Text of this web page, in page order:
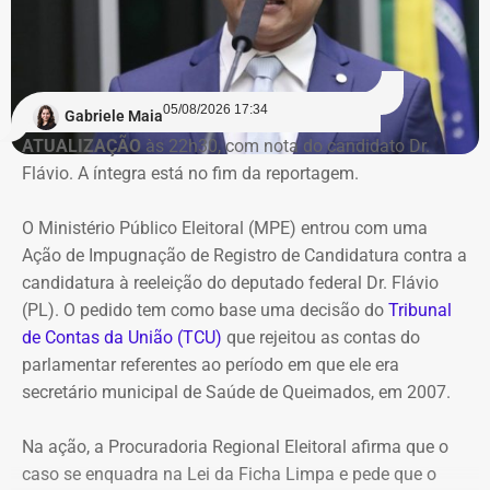
Na avaliação do Executivo estadual, a recuperação
judicial deixou de cumprir sua função de permitir a
recuperação da empresa.
Refit não teria honrado os
pagamentos
O governo também sustenta que os responsáveis pela
Refit descumpriram o parcelamento especial firmado
para quitar débitos tributários. Conforme a PGE, as
parcelas deixaram de ser pagas por mais de 90 dias,
situação que, segundo a legislação, autoriza o
Outro ponto destacado é que, mesmo após aderir ao
Gabriele Maia05/08/2026 17:34
ATUALIZAÇÃO às 22h30, com nota do candidato Dr.
Flávio. A íntegra está no fim da reportagem.
O Ministério Público Eleitoral (MPE) entrou com uma
Ação de Impugnação de Registro de Candidatura contra a
candidatura à reeleição do deputado federal Dr. Flávio
(PL). O pedido tem como base uma decisão do Tribunal
de Contas da União (TCU) que rejeitou as contas do
parlamentar referentes ao período em que ele era
secretário municipal de Saúde de Queimados, em 2007.
Na ação, a Procuradoria Regional Eleitoral afirma que o
caso se enquadra na Lei da Ficha Limpa e pede que o